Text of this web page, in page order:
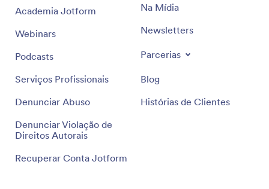
Academia Jotform
Webinars
Podcasts
Serviços Profissionais
Denunciar Abuso
Denunciar Violação de
Direitos Autorais
Recuperar Conta Jotform
Na Mídia
Newsletters
Parcerias
Blog
Histórias de Clientes